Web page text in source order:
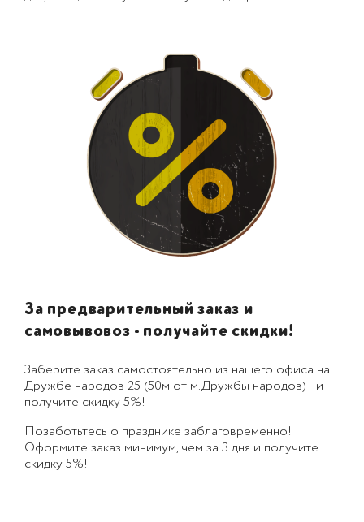
За предварительный заказ и
самовывовоз - получайте скидки!
Заберите заказ самостоятельно из нашего офиса на
Дружбе народов 25 (50м от м.Дружбы народов) - и
получите скидку 5%!
Позаботьтесь о празднике заблаговременно!
Оформите заказ минимум, чем за 3 дня и получите
скидку 5%!